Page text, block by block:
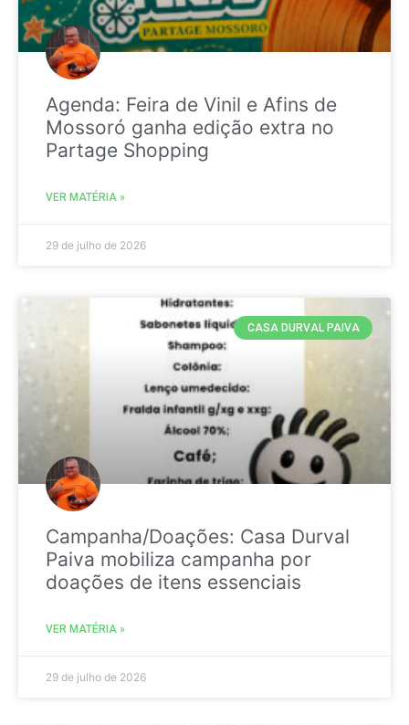
Agenda: Feira de Vinil e Afins de
Mossoró ganha edição extra no
Partage Shopping
VER MATÉRIA »
29 de julho de 2026
CASA DURVAL PAIVA
Campanha/Doações: Casa Durval
Paiva mobiliza campanha por
doações de itens essenciais
VER MATÉRIA »
29 de julho de 2026